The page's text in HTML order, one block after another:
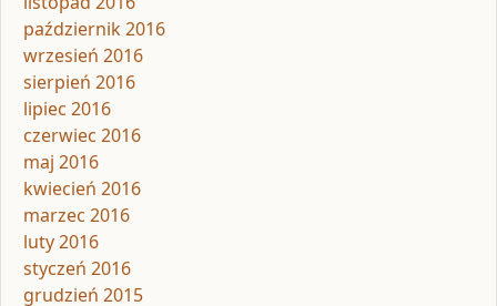
październik 2016
wrzesień 2016
sierpień 2016
lipiec 2016
czerwiec 2016
maj 2016
kwiecień 2016
marzec 2016
luty 2016
styczeń 2016
grudzień 2015